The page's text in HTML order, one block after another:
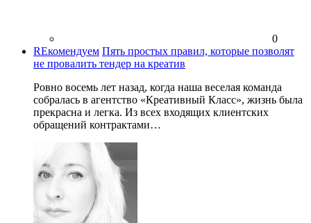
0
REкомендуем Пять простых правил, которые позволят
не провалить тендер на креатив
Ровно восемь лет назад, когда наша веселая команда
собралась в агентство «Креативный Класс», жизнь была
прекрасна и легка. Из всех входящих клиентских
обращений контрактами…